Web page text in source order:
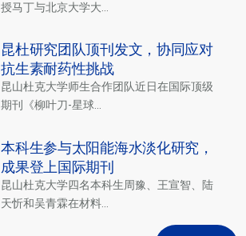
授马丁与北京大学大...
昆杜研究团队顶刊发文，协同应对
抗生素耐药性挑战
昆山杜克大学师生合作团队近日在国际顶级
期刊《柳叶刀-星球...
本科生参与太阳能海水淡化研究，
成果登上国际期刊
昆山杜克大学四名本科生周豫、王宣智、陆
天忻和吴青霖在材料...